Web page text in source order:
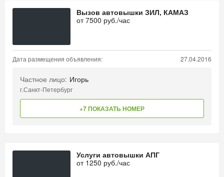
Вызов автовышки ЗИЛ, КАМАЗ
от7500 руб./час
Дата размещения объявления: 27.04.2016
Частное лицо: Игорь
г.Санкт-Петербург
+7 ПОКАЗАТЬ НОМЕР
Услуги автовышки АПГ
от 1250 руб./час